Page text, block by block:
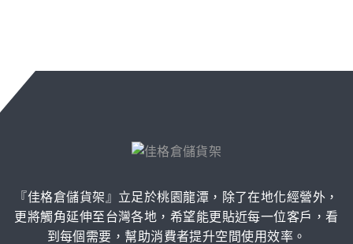
『佳格倉儲貨架』立足於桃園龍潭，除了在地化經營外，
更將觸角延伸至台灣各地，希望能更貼近每一位客戶，看
到每個需要，幫助消費者提升空間使用效率。